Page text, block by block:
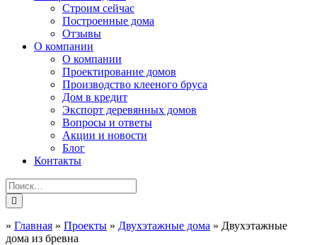
Строим сейчас
Построенные дома
Отзывы
О компании
О компании
Проектирование домов
Производство клееного бруса
Дом в кредит
Экспорт деревянных домов
Вопросы и ответы
Акции и новости
Блог
Контакты
» Главная » Проекты » Двухэтажные дома » Двухэтажные
дома из бревна